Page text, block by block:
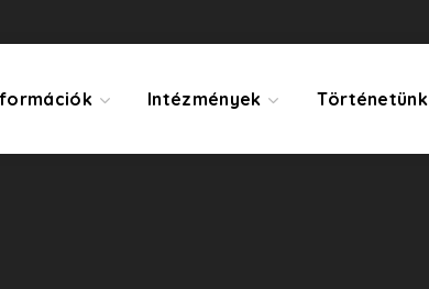
Intézmények Történetünk